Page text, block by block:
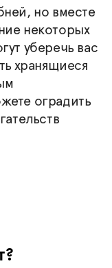
но вместе
некоторых
уберечь вас
хранящиеся
оградить